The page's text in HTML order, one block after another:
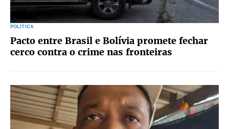
POLÍTICA
Pacto entre Brasil e Bolívia promete fechar
cerco contra o crime nas fronteiras